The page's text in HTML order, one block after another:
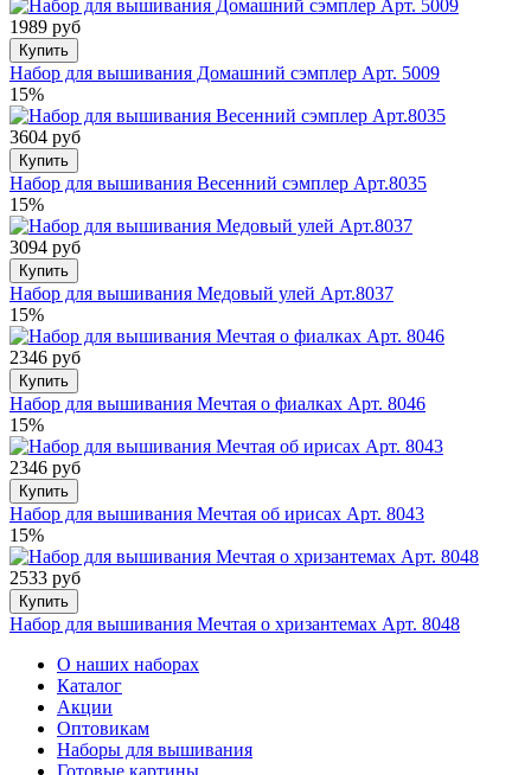
1989 руб
Купить
Набор для вышивания Домашний сэмплер Арт. 5009
15%
3604 руб
Купить
Набор для вышивания Весенний сэмплер Арт.8035
15%
3094 руб
Купить
Набор для вышивания Медовый улей Арт.8037
15%
2346 руб
Купить
Набор для вышивания Мечтая о фиалках Арт. 8046
15%
2346 руб
Купить
Набор для вышивания Мечтая об ирисах Арт. 8043
15%
2533 руб
Купить
Набор для вышивания Мечтая о хризантемах Арт. 8048
О наших наборах
Каталог
Акции
Оптовикам
Наборы для вышивания
Готовые картины